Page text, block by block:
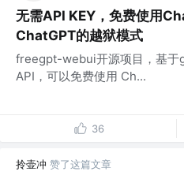
无需API KEY，免费使用
ChatGPT的越狱模式
freegpt-webui开源项目，基于
API，可以免费使用 Ch...
36
拎壶冲 赞了这篇文章